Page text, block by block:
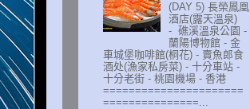
(DAY 5) 長榮鳳凰
酒店(露天溫泉)
- 礁溪溫泉公園 -
蘭陽博物館 - 金
車城堡咖啡館(桐花) - 賣魚郎食
酒处(漁家私房菜) - 十分車站 -
十分老街 - 桃園機場 - 香港
======================
===============...